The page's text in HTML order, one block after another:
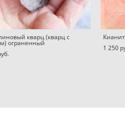
кварц (кварц с
ограненный
1 250